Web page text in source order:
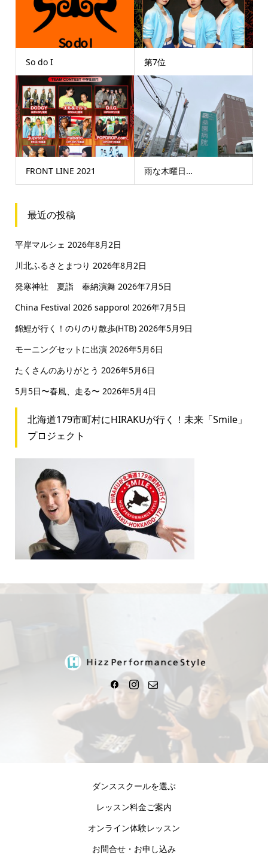
So do I 第7位
FRONT LINE 2021 雨な木曜日…
最近の投稿
平岸マルシェ 2026年8月2日
川北ふるさとまつり 2026年8月2日
発寒神社 夏詣 奉納演舞 2026年7月5日
China Festival 2026 sapporo! 2026年7月5日
錦鯉が行く！のりのり散歩(HTB) 2026年5月9日
モーニングセットに出演 2026年5月6日
たくさんのありがとう 2026年5月6日
5月5日〜春風、走る〜 2026年5月4日
北海道179市町村にHIRAKUが行く！未来「Smile」
プロジェクト
ダンススクールを選ぶ
レッスン料金ご案内
オンライン体験レッスン
お問合せ・お申し込み